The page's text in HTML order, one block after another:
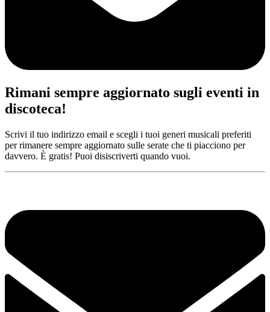
Rimani sempre aggiornato sugli eventi in
discoteca!
Scrivi il tuo indirizzo email e scegli i tuoi generi musicali preferiti
per rimanere sempre aggiornato sulle serate che ti piacciono per
davvero. È gratis! Puoi disiscriverti quando vuoi.